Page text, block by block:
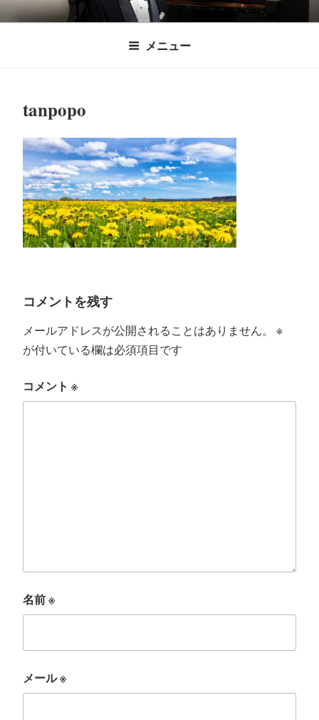
コ
時田直也 声楽
歌うことは希望を語ること、生きることは喜
びも悲しみもわかちあうことかけがえのない
メニュー
tanpopo
コメントを残す
メールアドレスが公開されることはありません。
※
が付いている欄は必須項目です
コメント ※
名前※
メール※